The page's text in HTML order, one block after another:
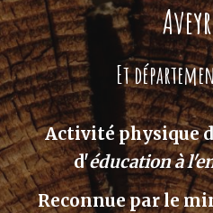
Et
Activité physique
d'éducation à
Reconnue par le